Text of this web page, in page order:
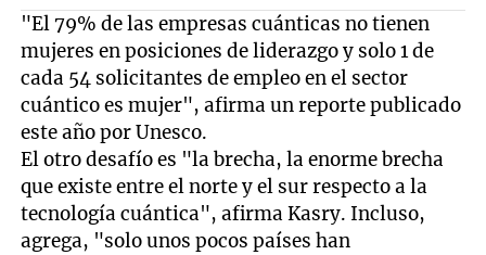
"El 79% de las empresas cuánticas no tienen
mujeres en posiciones de liderazgo y solo 1 de
cada 54 solicitantes de empleo en el sector
cuántico es mujer", afirma un reporte publicado
este año por Unesco.
El otro desafío es "la brecha, la enorme brecha
que existe entre el norte y el sur respecto a la
tecnología cuántica", afirma Kasry. Incluso,
agrega, "solo unos pocos países han